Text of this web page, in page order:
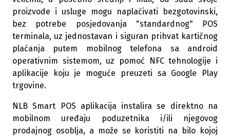
proizvode i usluge mogu naplaćivati bezgotovinski,
bez potrebe posjedovanja "standardnog" POS
terminala, uz jednostavan i siguran prihvat kartičnog
plaćanja putem mobilnog telefona sa android
operativnim sistemom, uz pomoć NFC tehnologije i
aplikacije koju je moguće preuzeti sa Google Play
trgovine.
NLB Smart POS aplikacija instalira se direktno na
mobilnom uređaju poduzetnika i/ili njegovog
prodajnog osoblja, a može se koristiti na bilo kojoj